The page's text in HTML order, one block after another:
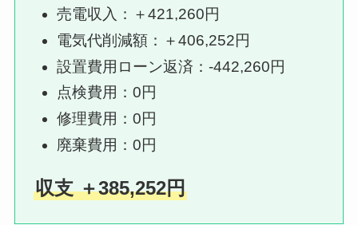
売電収入：＋421,260円
電気代削減額：＋406,252円
設置費用ローン返済：-442,260円
点検費用：0円
修理費用：0円
廃棄費用：0円
収支 ＋385,252円